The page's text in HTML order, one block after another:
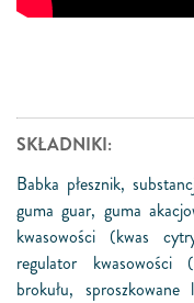
SKŁADNIKI:
Babka płesznik,
guma guar, guma
kwasowości (kwas
regulator kwasowości
brokułu, sproszkowane